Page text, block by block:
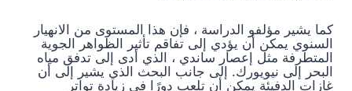
كما يشير مؤلفو الدراسة ، فإن هذا المستوى من الانهيار
السنوي يمكن أن يؤدي إلى تفاقم تأثير الظواهر الجوية
المتطرفة مثل إعصار ساندي ، الذي أدى إلى تدفق مياه
البحر إلى نيويورك. إلى جانب البحث الذي يشير إلى أن
غازات الدفيئة يمكن أن تلعب دورًا في زيادة تواتر